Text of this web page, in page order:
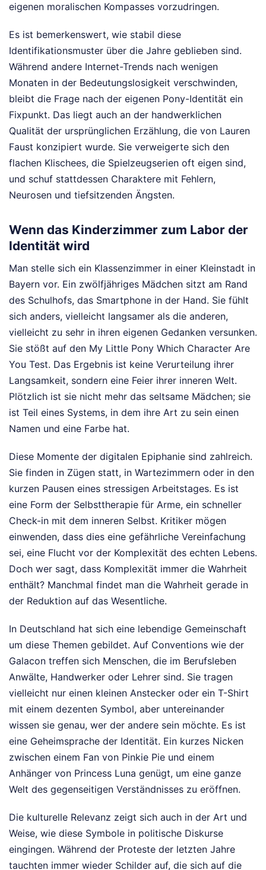
eigenen moralischen Kompasses vorzudringen.
Es ist bemerkenswert, wie stabil diese
Identifikationsmuster über die Jahre geblieben sind.
Während andere Internet-Trends nach wenigen
Monaten in der Bedeutungslosigkeit verschwinden,
bleibt die Frage nach der eigenen Pony-Identität ein
Fixpunkt. Das liegt auch an der handwerklichen
Qualität der ursprünglichen Erzählung, die von Lauren
Faust konzipiert wurde. Sie verweigerte sich den
flachen Klischees, die Spielzeugserien oft eigen sind,
und schuf stattdessen Charaktere mit Fehlern,
Neurosen und tiefsitzenden Ängsten.
Wenn das Kinderzimmer zum Labor der
Identität wird
Man stelle sich ein Klassenzimmer in einer Kleinstadt in
Bayern vor. Ein zwölfjähriges Mädchen sitzt am Rand
des Schulhofs, das Smartphone in der Hand. Sie fühlt
sich anders, vielleicht langsamer als die anderen,
vielleicht zu sehr in ihren eigenen Gedanken versunken.
Sie stößt auf den My Little Pony Which Character Are
You Test. Das Ergebnis ist keine Verurteilung ihrer
Langsamkeit, sondern eine Feier ihrer inneren Welt.
Plötzlich ist sie nicht mehr das seltsame Mädchen; sie
ist Teil eines Systems, in dem ihre Art zu sein einen
Namen und eine Farbe hat.
Diese Momente der digitalen Epiphanie sind zahlreich.
Sie finden in Zügen statt, in Wartezimmern oder in den
kurzen Pausen eines stressigen Arbeitstages. Es ist
eine Form der Selbsttherapie für Arme, ein schneller
Check-in mit dem inneren Selbst. Kritiker mögen
einwenden, dass dies eine gefährliche Vereinfachung
sei, eine Flucht vor der Komplexität des echten Lebens.
Doch wer sagt, dass Komplexität immer die Wahrheit
enthält? Manchmal findet man die Wahrheit gerade in
der Reduktion auf das Wesentliche.
In Deutschland hat sich eine lebendige Gemeinschaft
um diese Themen gebildet. Auf Conventions wie der
Galacon treffen sich Menschen, die im Berufsleben
Anwälte, Handwerker oder Lehrer sind. Sie tragen
vielleicht nur einen kleinen Anstecker oder ein T-Shirt
mit einem dezenten Symbol, aber untereinander
wissen sie genau, wer der andere sein möchte. Es ist
eine Geheimsprache der Identität. Ein kurzes Nicken
zwischen einem Fan von Pinkie Pie und einem
Anhänger von Princess Luna genügt, um eine ganze
Welt des gegenseitigen Verständnisses zu eröffnen.
Die kulturelle Relevanz zeigt sich auch in der Art und
Weise, wie diese Symbole in politische Diskurse
eingingen. Während der Proteste der letzten Jahre
tauchten immer wieder Schilder auf, die sich auf die